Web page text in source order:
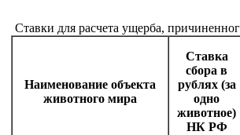
Ставки для расчета ущерба,
Наименование объекта
животного мира
Ставка
сбора в
рублях (за
одно
животное)
НК РФ